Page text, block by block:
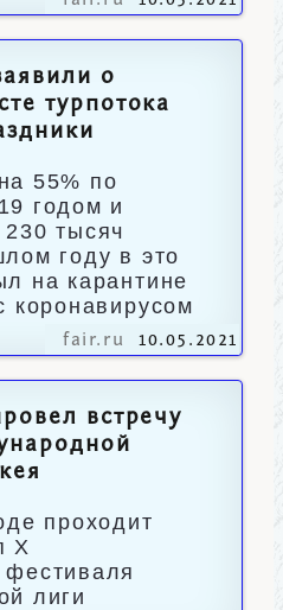
о
турпотока
55% по
годом и
тысяч
году в это
на карантине
коронавирусом
fair.ru 10.05.2021
встречу
проходит
X
фестиваля
лиги